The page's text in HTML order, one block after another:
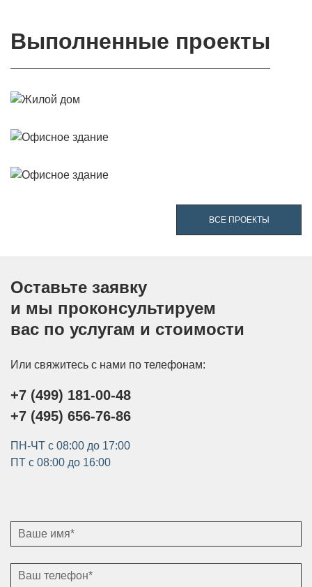
Выполненные проекты
ВСЕ ПРОЕКТЫ
Оставьте заявку
и мы проконсультируем
вас по услугам и стоимости
Или свяжитесь с нами по телефонам:
+7 (499) 181-00-48
+7 (495) 656-76-86
ПН-ЧТ с 08:00 до 17:00
ПТ с 08:00 до 16:00